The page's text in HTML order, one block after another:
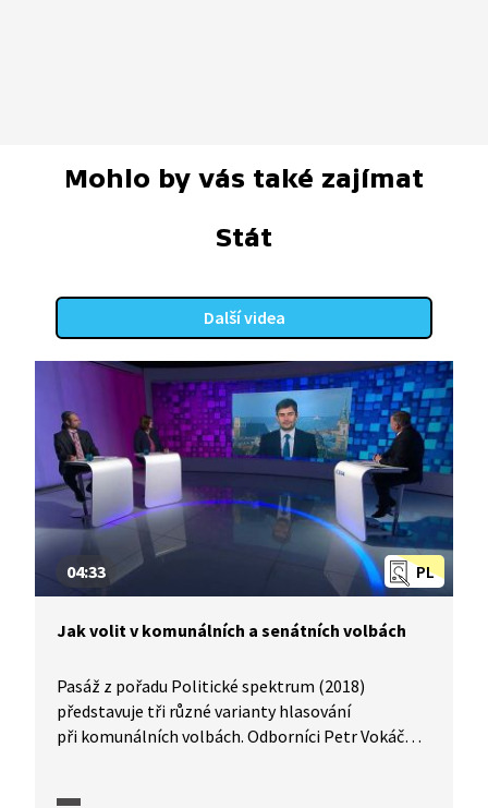
Mohlo by vás také zajímat
Stát
Další videa
PL
04:33
Jak volit v komunálních a senátních volbách
Pasáž z pořadu Politické spektrum (2018)
představuje tři různé varianty hlasování
při komunálních volbách. Odborníci Petr Vokáč